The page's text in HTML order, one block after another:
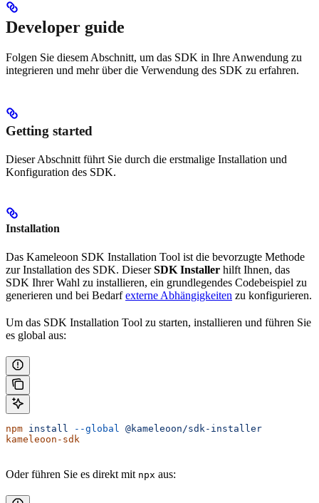
Developer guide
Folgen Sie diesem Abschnitt, um das SDK in Ihre Anwendung zu
integrieren und mehr über die Verwendung des SDK zu erfahren.
Getting started
Dieser Abschnitt führt Sie durch die erstmalige Installation und
Konfiguration des SDK.
Installation
Das Kameleoon SDK Installation Tool ist die bevorzugte Methode
zur Installation des SDK. DieserSDK Installer hilft Ihnen, das
SDK Ihrer Wahl zu installieren, ein grundlegendes Codebeispiel zu
generieren und bei Bedarfexterne Abhängigkeiten zu konfigurieren.
Um das SDK Installation Tool zu starten, installieren und führen Sie
es global aus:
npm install --global
@kameleoon/sdk-installer
kameleoon-sdk
Oder führen Sie es direkt mit npx aus: